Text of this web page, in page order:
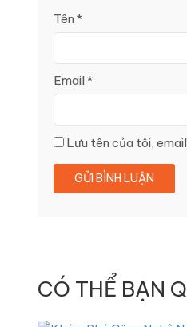
Tên *
Email*
Lưu tên của tôi,
CÓ THỂ BẠN